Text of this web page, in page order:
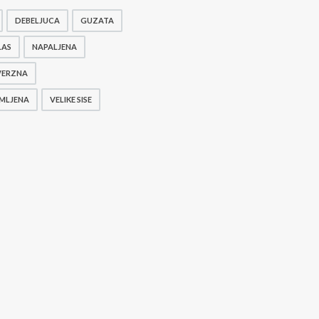
DEBELJUCA GUZATA
NAPALJENA
VELIKE SISE